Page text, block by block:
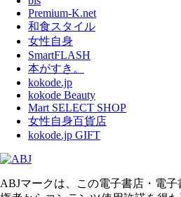
Premium-K.net
和食スタイル
女性自身
SmartFLASH
本がすき。
kokode.jp
kokode Beauty
Mart SELECT SHOP
女性自身百貨店
kokode.jp GIFT
ABJマークは、この電子書店・電